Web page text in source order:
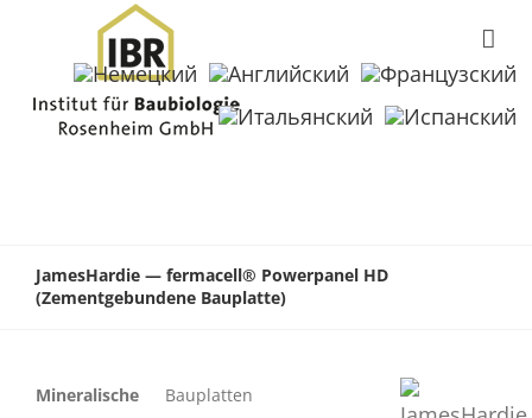
JamesHardie — fermacell® Powerpanel HD
(Zementgebundene Bauplatte)
Mineralische
Bauplatten